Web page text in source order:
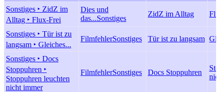
Sonstiges ‣ ZidZ im
Alltag ‣ Flux-Frei
Dies und
das...Sonstiges
ZidZ im Alltag
Sonstiges ‣ Tür ist zu
langsam ‣ Gleiches...
FilmfehlerSonstiges Tür ist zu langsam
Sonstiges ‣ Docs
Stoppuhren ‣
Stoppuhren leuchten
nicht immer
FilmfehlerSonstiges Docs Stoppuhren